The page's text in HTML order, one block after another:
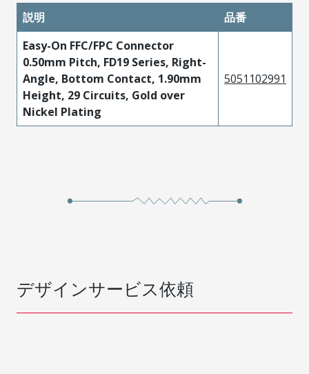
説明
品番
Easy-On FFC/FPC Connector
0.50mm Pitch, FD19 Series, Right-
Angle, Bottom Contact, 1.90mm
Height, 29 Circuits, Gold over
Nickel Plating
5051102991
デザインサービス依頼